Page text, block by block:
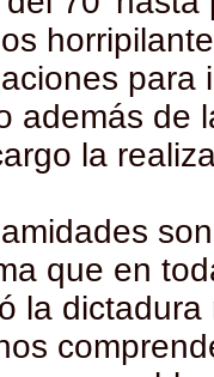
además de
la
que en
la